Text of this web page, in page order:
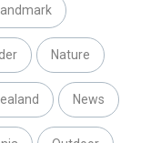
Nature
News